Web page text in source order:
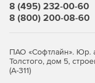
8 (495) 232-00-60
8 (800) 200-08-60
ПАО «Софтлайн». Юр.
Толстого, дом 5,
(А-311)